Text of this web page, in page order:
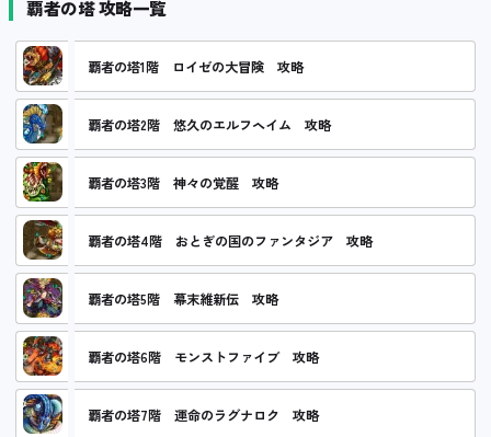
覇者の塔 攻略一覧
覇者の塔1階 ロイゼの大冒険 攻略
覇者の塔2階 悠久のエルフヘイム 攻略
覇者の塔3階 神々の覚醒 攻略
覇者の塔4階 おとぎの国のファンタジア 攻略
覇者の塔5階 幕末維新伝 攻略
覇者の塔6階 モンストファイブ 攻略
覇者の塔7階 運命のラグナロク 攻略